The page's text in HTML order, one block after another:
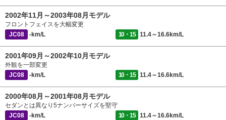
2002年11月～2003年08月モデル
フロントフェイスを大幅変更
JC08
-km/L 10・15 11.4～16.6km/L
2001年09月～2002年10月モデル
外観を一部変更
JC08
-km/L 10・15 11.4～16.6km/L
2000年08月～2001年08月モデル
セダンとは異なり5ナンバーサイズを堅守
JC08
-km/L 10・15 11.4～16.6km/L